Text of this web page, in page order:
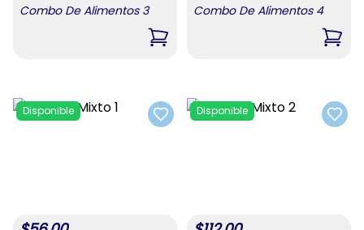
Combo De Alimentos 3
,Combo De Alimentos 3
Combo De Alimentos 4
,
Add to favorites
Disponible
Add
Disponible